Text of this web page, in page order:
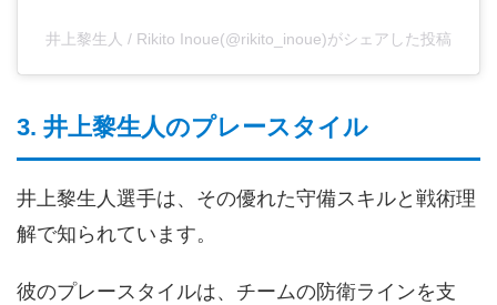
井上黎生人 / Rikito Inoue(@rikito_inoue)がシェアした投稿
3. 井上黎生人のプレースタイル
井上黎生人選手は、その優れた守備スキルと戦術理
解で知られています。
彼のプレースタイルは、チームの防衛ラインを支